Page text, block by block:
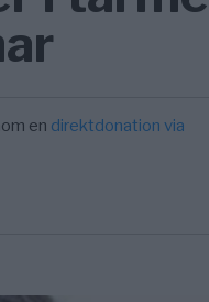
en direktdonation via